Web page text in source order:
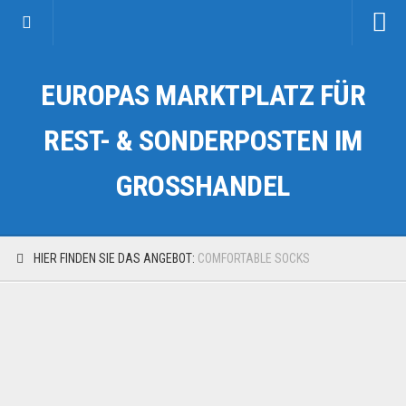
Kategorien
Auto & Motorrad
Fahrzeuge & Transport
EUROPAS MARKTPLATZ FÜR
REST- & SONDERPOSTEN IM
GROSSHANDEL
HIER FINDEN SIE DAS ANGEBOT: COMFORTABLE SOCKS